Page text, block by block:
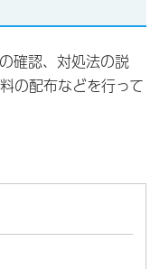
確認、対処法の説
の配布などを行って